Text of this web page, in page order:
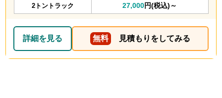
2トントラック 27,000円(税込)～
詳細を見る 無料 見積もりをしてみる